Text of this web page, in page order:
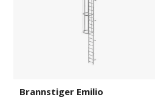
Brannstiger Emilio